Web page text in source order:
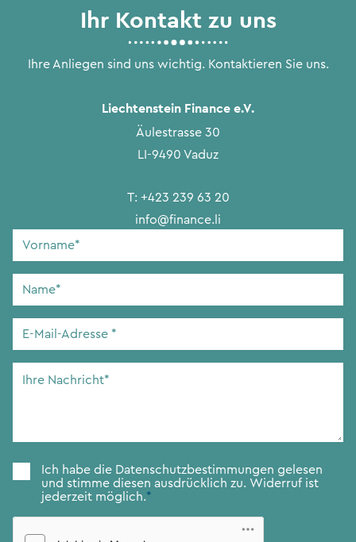
Ihr Kontakt zu uns
Ihre Anliegen sind uns wichtig. Kontaktieren Sie uns.
Liechtenstein Finance e.V.
Äulestrasse 30
LI-9490 Vaduz
T: +423 239 63 20
info@finance.li
Vorname
Name
E-
Adresse*
Ihre
Zustimmung*
Ich habe die Datenschutzbestimmungen gelesen
und stimme diesen ausdrücklich zu. Widerruf ist
jederzeit möglich.*